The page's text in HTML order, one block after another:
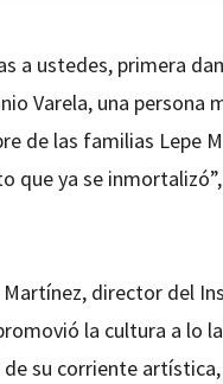
a ustedes, primera
Varela, una persona
de las familias Lepe
que ya se
Martínez, director del
la cultura a lo
su corriente